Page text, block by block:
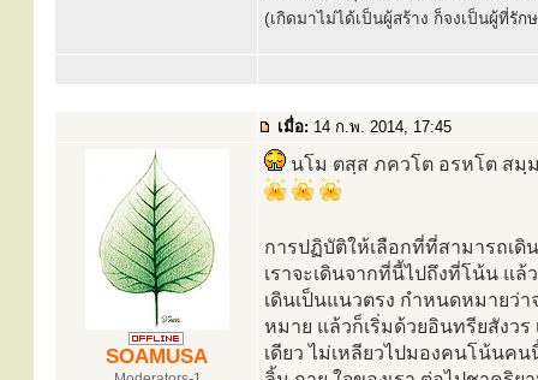
(เกิดมาไม่ได้เป็นผู้สร้าง ก็จงเป็นผู้ที่รั
เมื่อ: 14 ก.พ. 2014, 17:45
SOAMUSA
นโม ตสฺส ภควโต อรหโต สมฺ
การปฏิบัติให้เลือกที่ที่สามารถเดิ
เราจะเดินจากที่นี้ไปถึงที่โน้น แล้
เดินเป็นแนวตรง กำหนดหมายว่
หมาย แล้วก็เริ่มด้วยอินทรียสังว
เดียว ไม่เหลียวไปมองคนโน้นค